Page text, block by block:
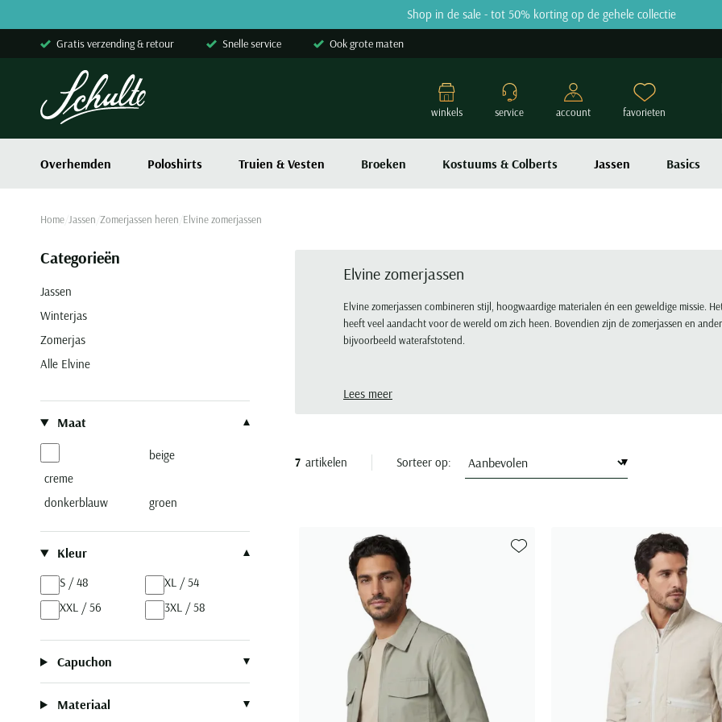
Shop in de sale - tot 50% korting op de gehele collectie
Gratis verzending & retour Snelle service Ook grote maten
Overhemden Poloshirts Truien & Vesten Broeken Kostuums & Colberts Jassen Basics
winkels service account favorieten
Home Jassen Zomerjassen heren Elvine zomerjassen
Elvine zomerjassen
Elvine zomerjassen combineren stijl, hoogwaardige materialen én een geweldige missie.
heeft veel aandacht voor de wereld om zich heen. Bovendien zijn de zomerjassen en
bijvoorbeeld waterafstotend.
Lees meer
Categorieën
Jassen
Winterjas
Zomerjas
Alle Elvine
Maat
creme
beige
donkerblauw groen
Kleur
S / 48
XL / 54
XXL / 56
3XL / 58
Capuchon
Materiaal
7 artikelen Sorteer op:
Toevoegen aan favorieten